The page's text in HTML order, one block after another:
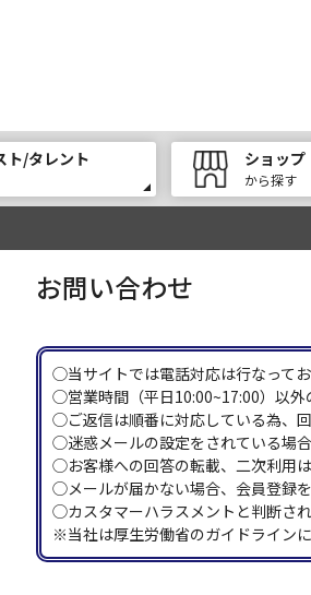
ト/タレント ショップ
から探す
お問い合わせ
◯当サイトでは電話対応は行なってお
◯営業時間（平日10:00~17:00）以外
◯ご返信は順番に対応している為、
◯迷惑メールの設定をされている場
◯お客様への回答の転載、二次利用は
◯メールが届かない場合、会員登録
◯カスタマーハラスメントと判断さ
※当社は厚生労働省のガイドライン